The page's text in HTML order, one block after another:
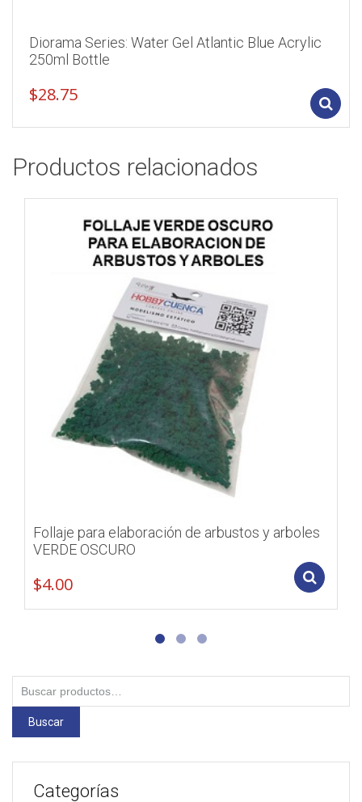
Diorama Series: Water Gel Atlantic Blue Acrylic
250ml Bottle
$28.75
Productos relacionados
Follaje para elaboración de arbustos y arboles
VERDE OSCURO
$4.00
Buscar
por:
Buscar
Categorías